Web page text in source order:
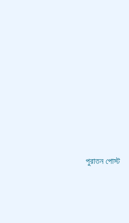
পুরাতন পোস্ট